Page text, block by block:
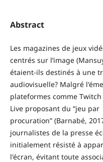
Abstract
Les magazines de jeux
centrés sur l’image
étaient-ils destinés à une
audiovisuelle? Malgré
plateformes comme Twitch
Live proposant du “jeu par
procuration” (Barnabé,
journalistes de la presse
initialement résisté à
l'écran, évitant toute